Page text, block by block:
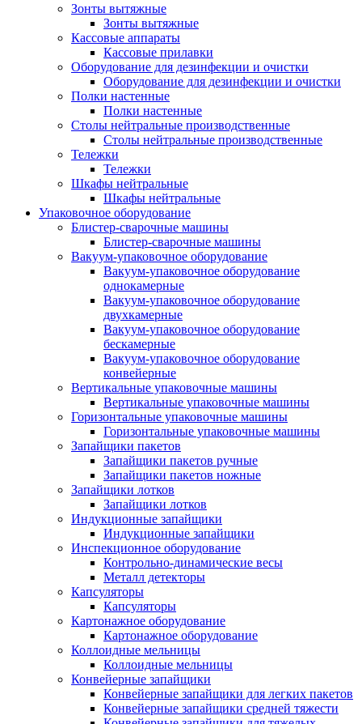
Зонты вытяжные
Зонты вытяжные
Кассовые аппараты
Кассовые прилавки
Оборудование для дезинфекции и очистки
Оборудование для дезинфекции и очистки
Полки настенные
Полки настенные
Столы нейтральные производственные
Столы нейтральные производственные
Тележки
Тележки
Шкафы нейтральные
Шкафы нейтральные
Упаковочное оборудование
Блистер-сварочные машины
Блистер-сварочные машины
Вакуум-упаковочное оборудование
Вакуум-упаковочное оборудование
однокамерные
Вакуум-упаковочное оборудование
двухкамерные
Вакуум-упаковочное оборудование
беcкамерные
Вакуум-упаковочное оборудование
конвейерные
Вертикальные упаковочные машины
Вертикальные упаковочные машины
Горизонтальные упаковочные машины
Горизонтальные упаковочные машины
Запайщики пакетов
Запайщики пакетов ручные
Запайщики пакетов ножные
Запайщики лотков
Запайщики лотков
Индукционные запайщики
Индукционные запайщики
Инспекционное оборудование
Контрольно-динамические весы
Металл детекторы
Капсуляторы
Капсуляторы
Картонажное оборудование
Картонажное оборудование
Коллоидные мельницы
Коллоидные мельницы
Конвейерные запайщики
Конвейерные запайщики для легких пакетов
Конвейерные запайщики средней тяжести